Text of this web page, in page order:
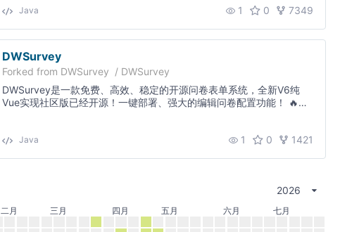
Java 1 0 7349
DWSurvey
Forked from DWSurvey / DWSurvey
DWSurvey是一款免费、高效、稳定的开源问卷表单系统，全新V6纯
Vue实现社区版已经开源！一键部署、强大的编辑问卷配置功能！ 🔥🔥
Java 1 0 1421
2026
二月 三月 四月 五月 六月 七月